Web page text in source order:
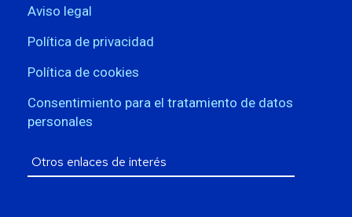
Aviso legal
Política de privacidad
Política de cookies
Consentimiento para el tratamiento de datos
personales